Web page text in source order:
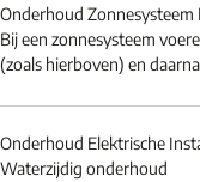
Onderhoud Zonnesysteem
Bij een zonnesysteem
(zoals hierboven) en
Onderhoud Elektrische
Waterzijdig onderhoud